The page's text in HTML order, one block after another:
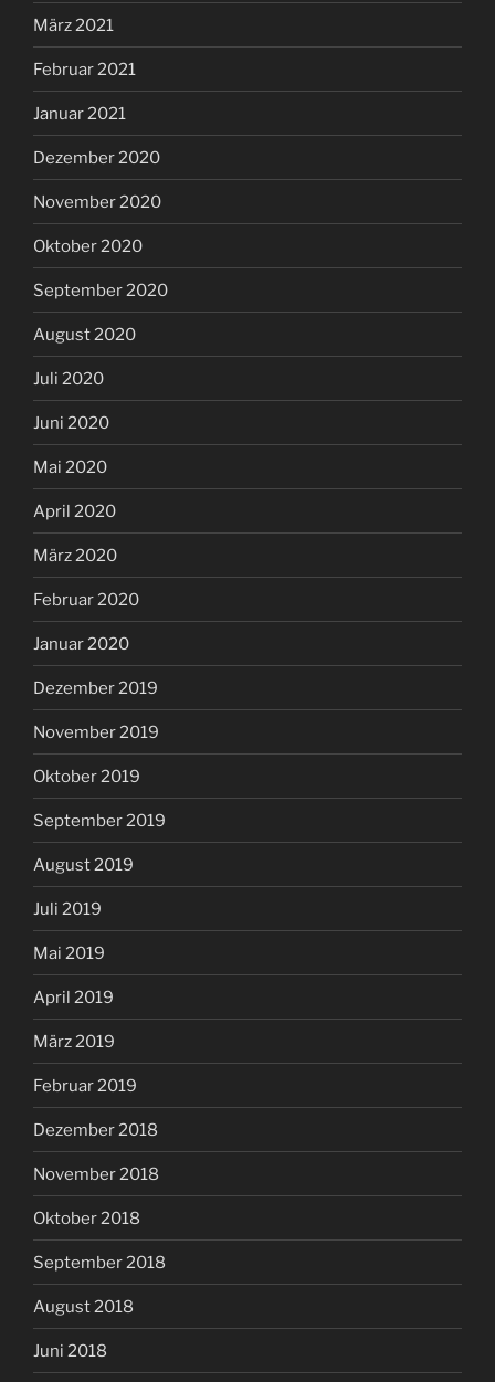
März 2021
Februar 2021
Januar 2021
Dezember 2020
November 2020
Oktober 2020
September 2020
August 2020
Juli 2020
Juni 2020
Mai 2020
April 2020
März 2020
Februar 2020
Januar 2020
Dezember 2019
November 2019
Oktober 2019
September 2019
August 2019
Juli 2019
Mai 2019
April 2019
März 2019
Februar 2019
Dezember 2018
November 2018
Oktober 2018
September 2018
August 2018
Juni 2018